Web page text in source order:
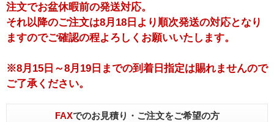
注文でお盆休暇前の発送対応。
それ以降のご注文は8月18日より順次発送の対応となり
ますのでご確認の程よろしくお願いいたします。
※8月15日～8月19日までの到着日指定は賜れませんので
ご了承ください。
FAXでのお見積り・ご注文をご希望の方